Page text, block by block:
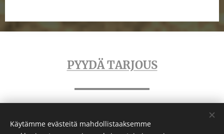
PYYDÄ TARJOUS
Käytämme evästeitä mahdollistaaksemme